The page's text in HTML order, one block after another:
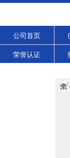
公司首页
荣誉认证